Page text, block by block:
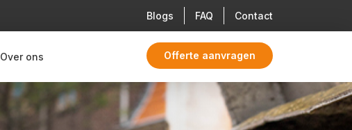
Blogs FAQ Contact
Over ons Offerte aanvragen